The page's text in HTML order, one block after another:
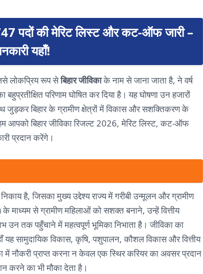
पदों की मेरिट लिस्ट और कट-ऑफ जारी –
यहाँ!
लोकप्रिय रूप सेबिहार जीविकाके नाम से जाना जाता है, ने वर्ष
परिणाम घोषित कर दिया है। यह घोषणा उन हजारों
जुड़कर बिहार के ग्रामीण क्षेत्रों में विकास और सशक्तिकरण के
आपको बिहार जीविका रिजल्ट 2026, मेरिट लिस्ट, कट-ऑफ
प्रदान करेंगे।
है, जिसका मुख्य उद्देश्य राज्य में गरीबी उन्मूलन और ग्रामीण
माध्यम से ग्रामीण महिलाओं को सशक्त बनाने, उन्हें वित्तीय
उन तक पहुँचाने में महत्वपूर्ण भूमिका निभाता है। जीविका का
सामुदायिक विकास, कृषि, पशुपालन, कौशल विकास और वित्तीय
नौकरी प्राप्त करना न केवल एक स्थिर करियर का अवसर प्रदान
करने का भी मौका देता है।